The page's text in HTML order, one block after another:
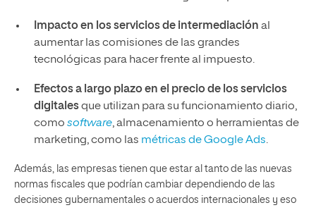
Impacto en los servicios de intermediación al
aumentar las comisiones de las grandes
tecnológicas para hacer frente al impuesto.
Efectos a largo plazo en el precio de los servicios
digitalesque utilizan para su funcionamiento diario,
como software, almacenamiento o herramientas de
marketing, como las métricas de Google Ads.
Además, las empresas tienen que estar al tanto de las nuevas
normas fiscales que podrían cambiar dependiendo de las
decisiones gubernamentales o acuerdos internacionales y eso